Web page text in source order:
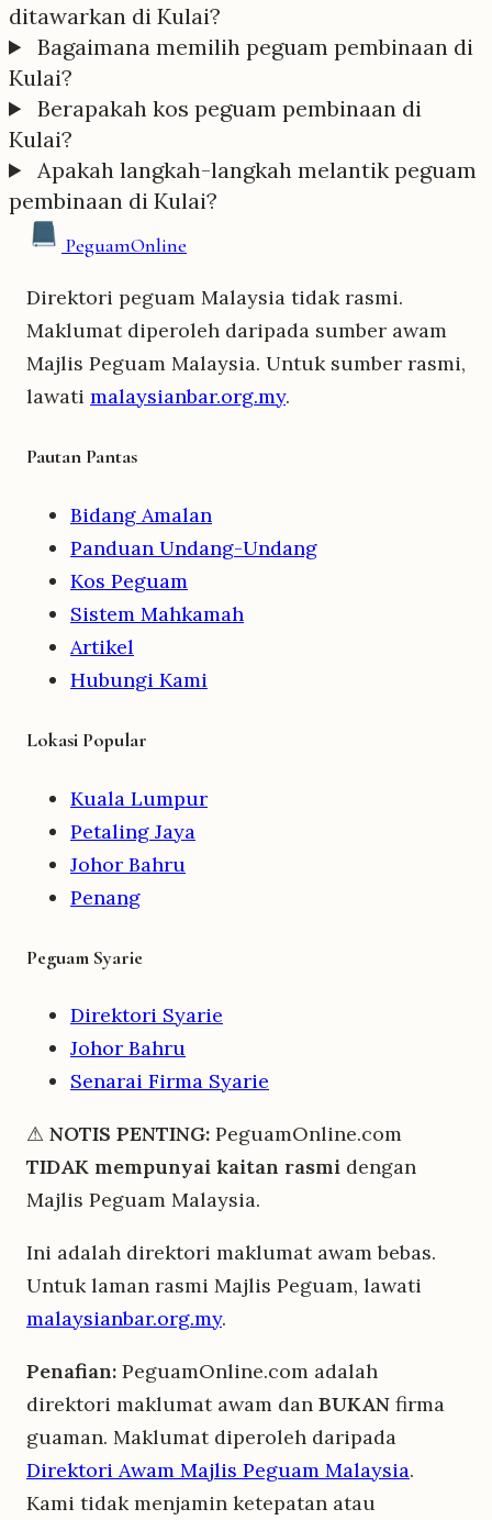
ditawarkan di Kulai?
Bagaimana memilih peguam pembinaan di
Kulai?
Berapakah kos peguam pembinaan di
Kulai?
Apakah langkah-langkah melantik peguam
pembinaan di Kulai?
PeguamOnline
Direktori peguam Malaysia tidak rasmi.
Maklumat diperoleh daripada sumber awam
Majlis Peguam Malaysia. Untuk sumber rasmi,
lawati malaysianbar.org.my.
Pautan Pantas
Bidang Amalan
Panduan Undang-Undang
Kos Peguam
Sistem Mahkamah
Artikel
Hubungi Kami
Lokasi Popular
Kuala Lumpur
Petaling Jaya
Johor Bahru
Penang
Peguam Syarie
Direktori Syarie
Johor Bahru
Senarai Firma Syarie
⚠ NOTIS PENTING: PeguamOnline.com
TIDAK mempunyai kaitan rasmi dengan
Majlis Peguam Malaysia.
Ini adalah direktori maklumat awam bebas.
Untuk laman rasmi Majlis Peguam, lawati
malaysianbar.org.my.
Penafian: PeguamOnline.com adalah
direktori maklumat awam dan BUKAN firma
guaman. Maklumat diperoleh daripada
Direktori Awam Majlis Peguam Malaysia.
Kami tidak menjamin ketepatan atau